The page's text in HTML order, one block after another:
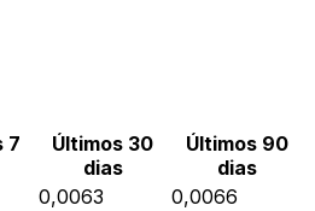
7
Últimos 30
dias
Últimos 90
dias
0,0063
0,0066